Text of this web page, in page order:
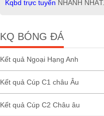
Kqbd trực tuyến NHANH NHẤT.
KQ BÓNG ĐÁ
Kết quả Ngoại Hạng Anh
Kết quả Cúp C1 châu Âu
Kết quả Cúp C2 Châu âu